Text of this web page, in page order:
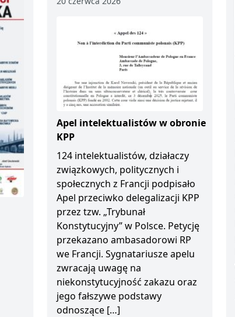
Apel intelektualistów w obronie
KPP
124 intelektualistów, działaczy
związkowych, politycznych i
społecznych z Francji podpisało
Apel przeciwko delegalizacji KPP
przez tzw. „Trybunał
Konstytucyjny” w Polsce. Petycję
przekazano ambasadorowi RP
we Francji. Sygnatariusze apelu
zwracają uwagę na
niekonstytucyjność zakazu oraz
jego fałszywe podstawy
odnoszące […]